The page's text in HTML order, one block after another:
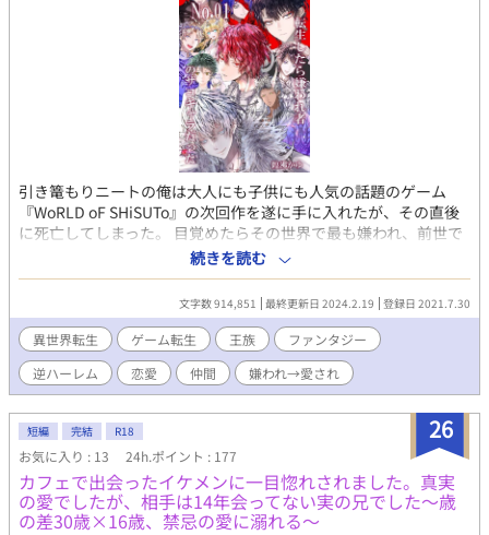
引き篭もりニートの俺は大人にも子供にも人気の話題のゲーム
『WoRLD oF SHiSUTo』の次回作を遂に手に入れたが、その直後
に死亡してしまった。 目覚めたらその世界で最も嫌われ、前世で
も嫌われ続けていたあの落ちぶれた元王族《ヴァントリア・オル
テイル》になっていた。 同じ檻に入っていた子供を看病したのに
殺されかけ、王である兄には冷たくされ…………それでもめげず
に頑張ります！ 俺を襲ったことで連れて行かれた子供を助けるた
めに、まずは脱獄からだ！ 重複投稿:小説家になろう（ムーンライ
トノベルズ） 注意: 残酷な描写あり 表紙は力不足な自作イラスト
誤字脱字が多いです！ お気に入り・感想ありがとうございます。
皆さんありがとうございました！ BLランキング1位（2021/8/1
20:02） HOTランキング15位（2021/8/1 20:02） 他サイト日間BL
ランキング2位（2019/2/21 20:00） ツンデレ、執着キャラ、おバ
カ主人公、魔法、主人公嫌われ→愛されです。 いらないと思いま
すが感想・ファンアート？などのSNSタグは #嫌01 です。私も
宣伝や時々描くイラストに使っています。利用していただいて構
いません！
続きを読む
文字数 914,851 最終更新日 2024.2.19 登録日 2021.7.30
異世界転生 ゲーム転生 王族
ファンタジー
逆ハーレム
恋愛 仲間 嫌われ→愛され
26
短編 完結 R18
お気に入り : 13 24h.ポイント : 177
カフェで出会ったイケメンに一目惚れされました。真実
の愛でしたが、相手は14年会ってない実の兄でした〜歳
の差30歳×16歳、禁忌の愛に溺れる〜